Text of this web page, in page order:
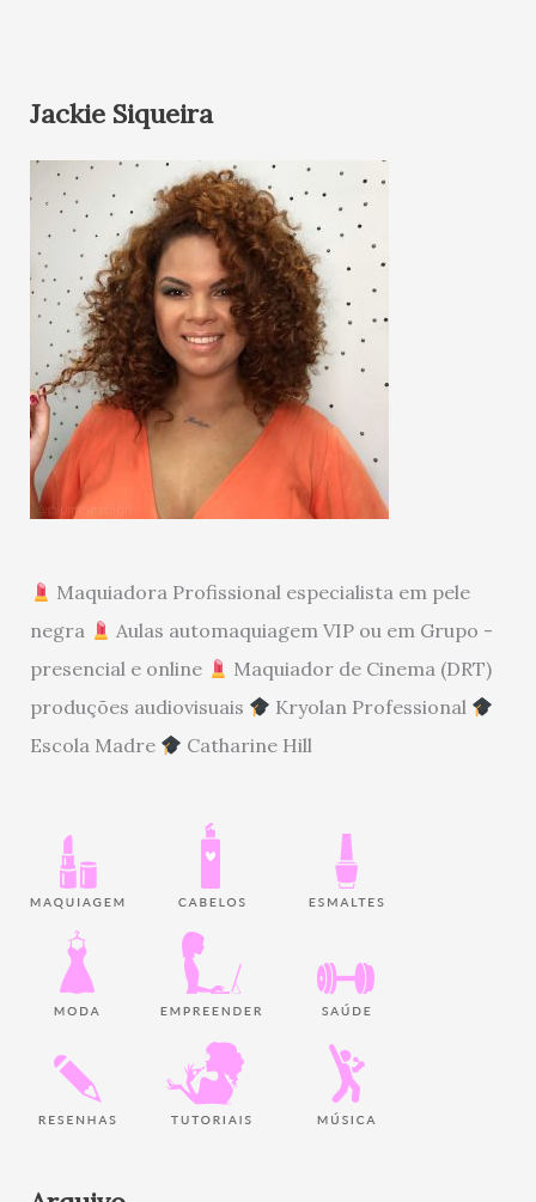
Jackie Siqueira
Maquiadora Profissional especialista em pele
negra
Aulas automaquiagem VIP ou em Grupo -
presencial e online
Maquiador de Cinema (DRT)
produções audiovisuais
Kryolan Professional
Escola Madre
Catharine Hill